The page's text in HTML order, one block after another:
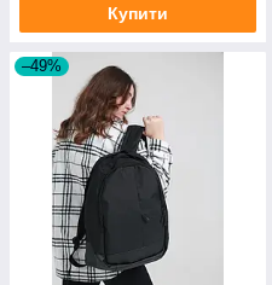
Купити
–49%